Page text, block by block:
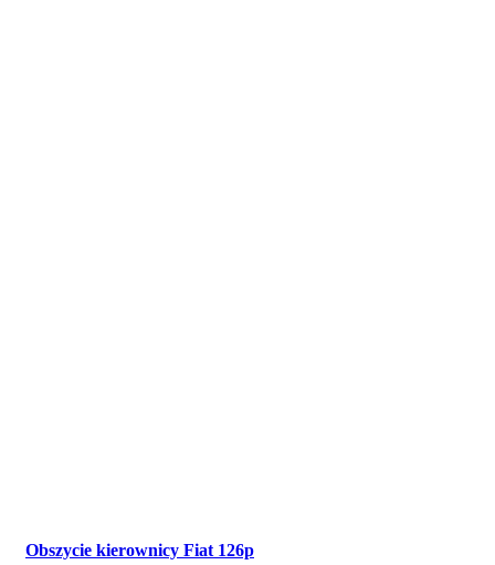
Obszycie kierownicy Fiat 126p